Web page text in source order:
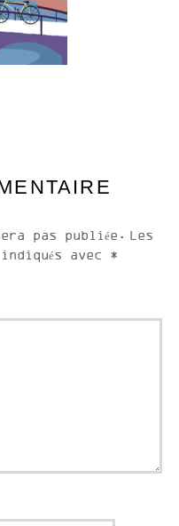
pas publiée. Les
avec *